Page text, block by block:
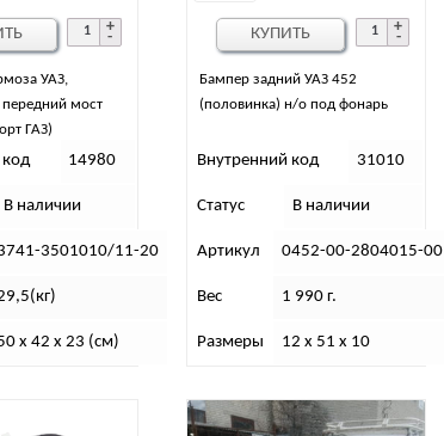
УАЗ,
мост
ГАЗ)
код 14980
В наличии
3501010/11-20
x 42 x 23 (см)
Бампер задний УАЗ 452
(половинка) н/о под фонарь
Внутренний код 31010
Статус В наличии
Артикул 0452-00-2804015-00
Вес 1 990 г.
Размеры 12 х 51 х 10
КУПИТЬ